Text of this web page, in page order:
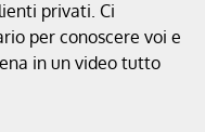
privati. Ci
per conoscere voi e
in un video tutto